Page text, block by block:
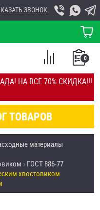
НА ВСЁ 70% СКИДКА!!!
ЗВОНОК
КОРЗИНА
ТОВАРОВ
0
СПИСОК
СРАВНЕНИЕ
материалы
ГОСТ 886-77
хвостовиком